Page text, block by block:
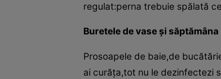
regulat:perna trebuie spălată
Buretele de vase şi săptămâna
Prosoapele de baie,de
ai curăţa,tot nu le dezinfectezi